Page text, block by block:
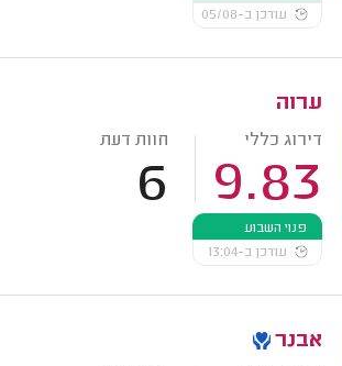
עודכן ב-05/08
ערוה
דירוג כללי
9.83
חוות דעת
6
פנוי השבוע
עודכן ב-13:04
אבנר